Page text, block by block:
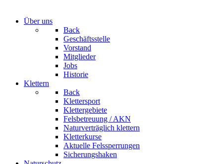
Über uns
Back
Geschäftsstelle
Vorstand
Mitglieder
Jobs
Historie
Klettern
Back
Klettersport
Klettergebiete
Felsbetreuung / AKN
Naturverträglich klettern
Kletterkurse
Aktuelle Felssperrungen
Sicherungshaken